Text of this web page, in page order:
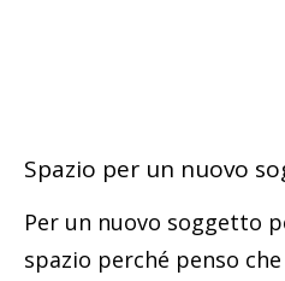
Spazio per un nuovo
Per un nuovo soggetto
spazio perché penso